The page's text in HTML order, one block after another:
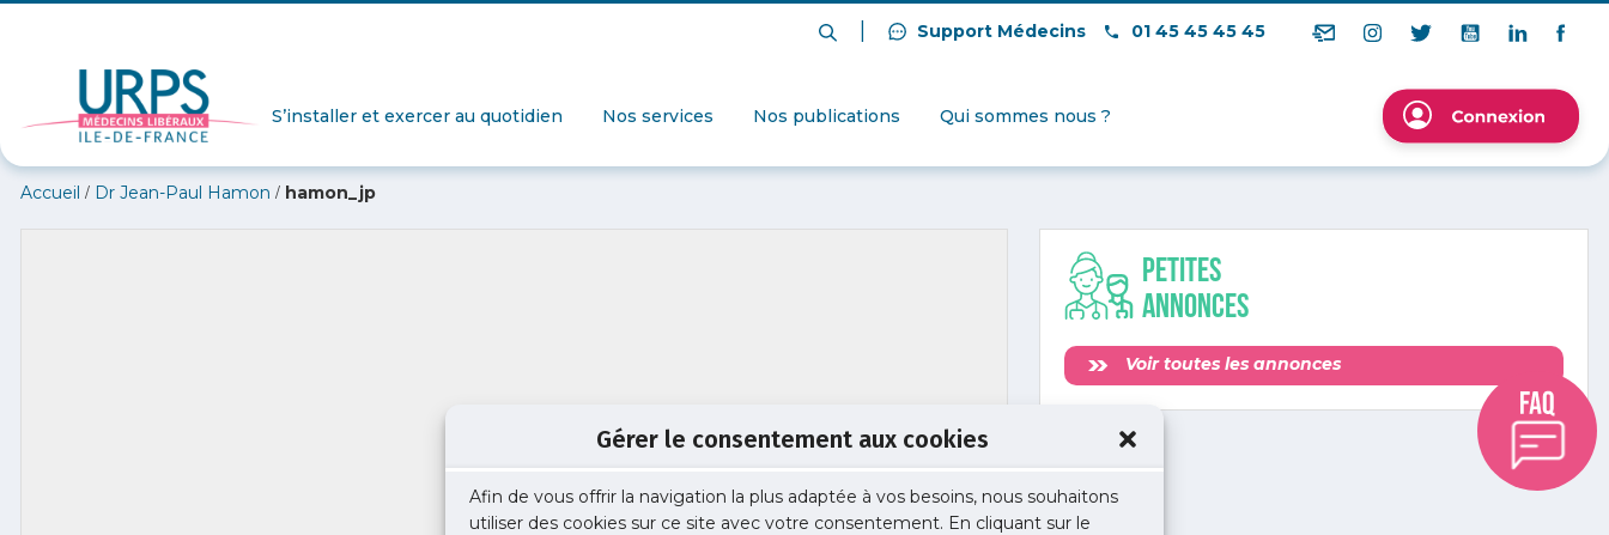
Gérer le consentement aux cookies
Afin de vous offrir la navigation la plus adaptée à vos besoins, nous souhaitons
utiliser des cookies sur ce site avec votre consentement. En cliquant sur le
Support Médecins 01 45 45 45 45
S’installer et exercer au quotidien Nos services Nos publications Qui sommes nous ?
Accueil / Dr Jean-Paul Hamon / hamon_jp
Petites
annonces
Voir toutes les annonces